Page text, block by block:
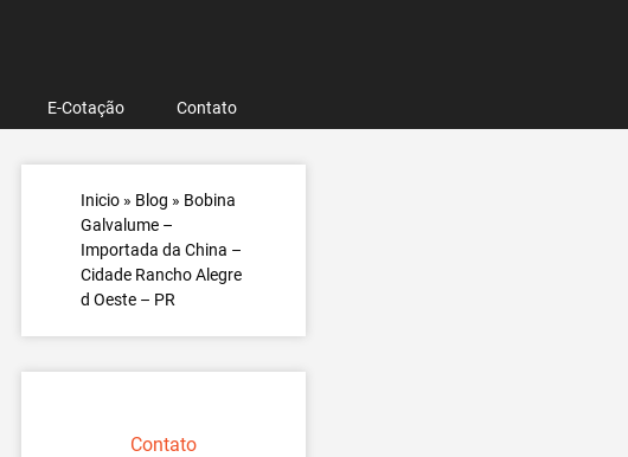
E-Cotação Contato
Inicio » Blog » Bobina
Galvalume –
Importada da China –
Cidade Rancho Alegre
d Oeste – PR
Contato